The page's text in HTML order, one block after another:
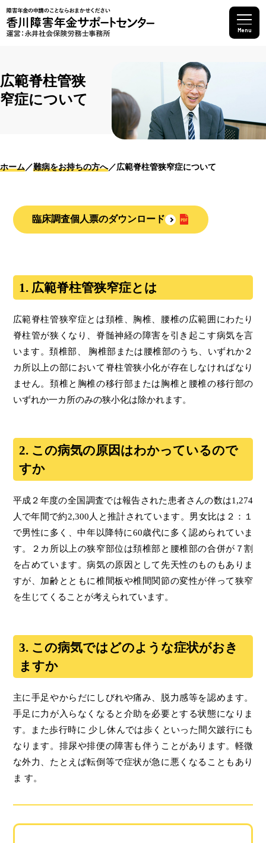
Menu
広範脊柱管狭
窄症について
ホーム 難病をお持ちの方へ 広範脊柱管狭窄症について
臨床調査個人票のダウンロード
1. 広範脊柱管狭窄症とは
広範脊柱管狭窄症とは頚椎、胸椎、腰椎の広範囲にわたり
脊柱管が狭くなり、脊髄神経の障害を引き起こす病気を言
います。頚椎部、 胸椎部または腰椎部のうち、いずれか２
カ所以上の部において脊柱管狭小化が存在しなければなり
ません。頚椎と胸椎の移行部または胸椎と腰椎の移行部の
いずれか一カ所のみの狭小化は除かれます。
2. この病気の原因はわかっているので
すか
平成２年度の全国調査では報告された患者さんの数は1,274
人で年間で約2,300人と推計されています。男女比は２：１
で男性に多く、中年以降特に60歳代に多く認められていま
す。２カ所以上の狭窄部位は頚椎部と腰椎部の合併が７割
を占めています。病気の原因として先天性のものもありま
すが、加齢とともに椎間板や椎間関節の変性が伴って狭窄
を生じてくることが考えられています。
3. この病気ではどのような症状がおき
ますか
主に手足やからだにしびれや痛み、脱力感等を認めます。
手足に力が入らなくなると介助を必要とする状態になりま
す。また歩行時に 少し休んでは歩くといった間欠跛行にも
なります。排尿や排便の障害も伴うことがあります。軽微
な外力、たとえば転倒等で症状が急に悪くなることもあり
ま す。